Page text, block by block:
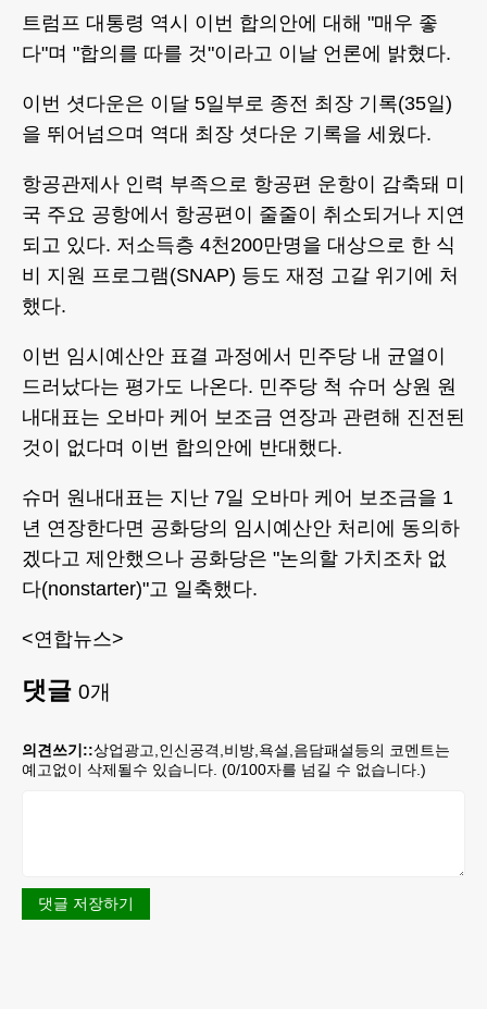
트럼프 대통령 역시 이번 합의안에 대해 "매우 좋
다"며 "합의를 따를 것"이라고 이날 언론에 밝혔다.
이번 셧다운은 이달 5일부로 종전 최장 기록(35일)
을 뛰어넘으며 역대 최장 셧다운 기록을 세웠다.
항공관제사 인력 부족으로 항공편 운항이 감축돼 미
국 주요 공항에서 항공편이 줄줄이 취소되거나 지연
되고 있다. 저소득층 4천200만명을 대상으로 한 식
비 지원 프로그램(SNAP) 등도 재정 고갈 위기에 처
했다.
이번 임시예산안 표결 과정에서 민주당 내 균열이
드러났다는 평가도 나온다. 민주당 척 슈머 상원 원
내대표는 오바마 케어 보조금 연장과 관련해 진전된
것이 없다며 이번 합의안에 반대했다.
슈머 원내대표는 지난 7일 오바마 케어 보조금을 1
년 연장한다면 공화당의 임시예산안 처리에 동의하
겠다고 제안했으나 공화당은 "논의할 가치조차 없
다(nonstarter)"고 일축했다.
<연합뉴스>
댓글 0개
의견쓰기::상업광고,인신공격,비방,욕설,음담패설등의 코멘트는
예고없이 삭제될수 있습니다. (0/100자를 넘길 수 없습니다.)
댓글 저장하기